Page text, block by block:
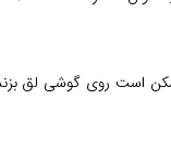
است روی گوشی لق